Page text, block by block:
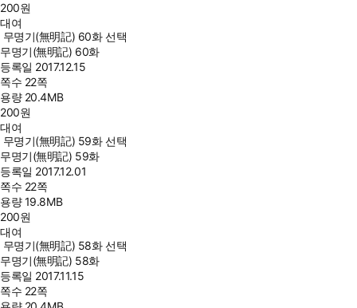
200원
대여
무명기(無明記) 60화 선택
무명기(無明記) 60화
등록일 2017.12.15
쪽수 22쪽
용량 20.4MB
200원
대여
무명기(無明記) 59화 선택
무명기(無明記) 59화
등록일 2017.12.01
쪽수 22쪽
용량19.8MB
200원
대여
무명기(無明記) 58화 선택
무명기(無明記) 58화
등록일 2017.11.15
쪽수 22쪽